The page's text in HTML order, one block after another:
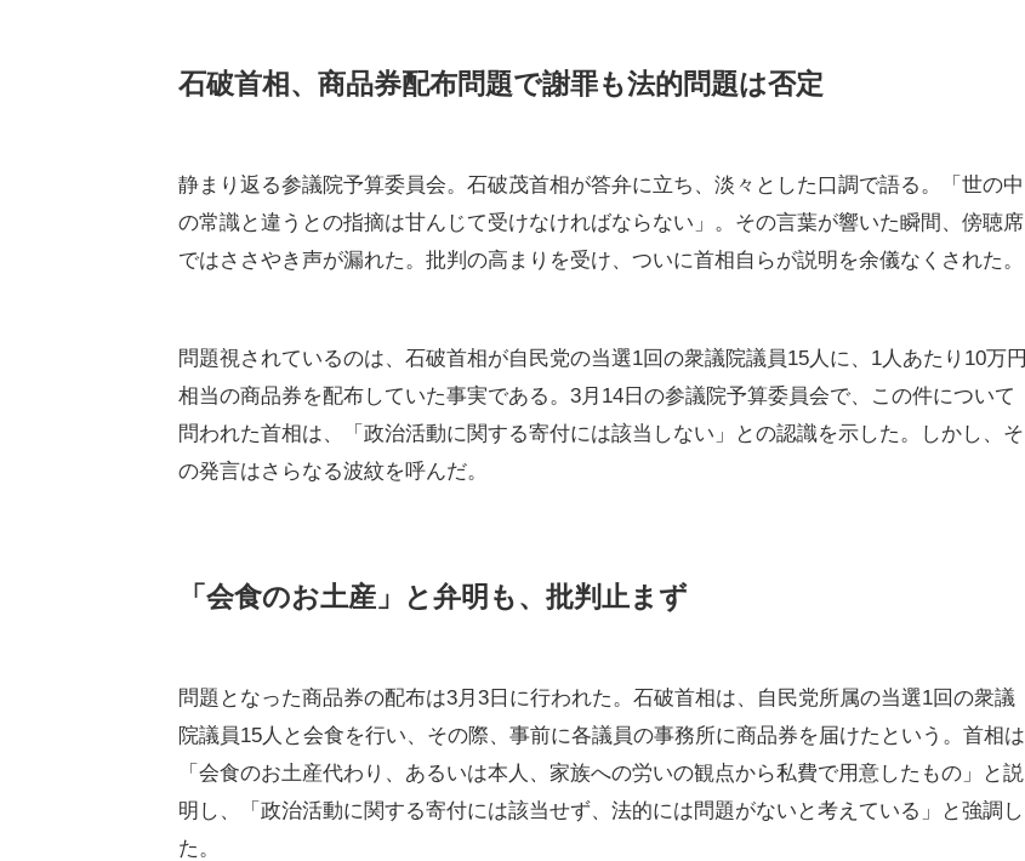
石破首相、商品券配布問題で謝罪も法的問題は否定
静まり返る参議院予算委員会。石破茂首相が答弁に立ち、淡々とした口調で語る。「世の中
の常識と違うとの指摘は甘んじて受けなければならない」。その言葉が響いた瞬間、傍聴席
ではささやき声が漏れた。批判の高まりを受け、ついに首相自らが説明を余儀なくされた。
問題視されているのは、石破首相が自民党の当選1回の衆議院議員15人に、1人あたり10万円
相当の商品券を配布していた事実である。3月14日の参議院予算委員会で、この件について
問われた首相は、「政治活動に関する寄付には該当しない」との認識を示した。しかし、そ
の発言はさらなる波紋を呼んだ。
「会食のお土産」と弁明も、批判止まず
問題となった商品券の配布は3月3日に行われた。石破首相は、自民党所属の当選1回の衆議
院議員15人と会食を行い、その際、事前に各議員の事務所に商品券を届けたという。首相は
「会食のお土産代わり、あるいは本人、家族への労いの観点から私費で用意したもの」と説
明し、「政治活動に関する寄付には該当せず、法的には問題がないと考えている」と強調し
た。